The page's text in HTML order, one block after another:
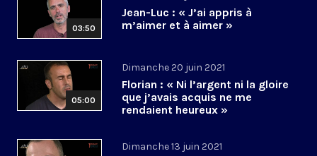
03:50
Jean-Luc : « J’ai appris à
m’aimer et à aimer »
05:00
Dimanche 20 juin 2021
Florian : « Ni l’argent ni la gloire
que j’avais acquis ne me
rendaient heureux »
Dimanche 13 juin 2021